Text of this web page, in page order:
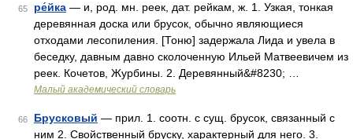
65 ре́йка — и, род. мн. реек, дат. рейкам, ж. 1. Узкая, тонкая
деревянная доска или брусок, обычно являющиеся
отходами лесопиления. [Тоню] задержала Лида и увела в
беседку, давным давно сколоченную Ильей Матвеевичем из
реек. Кочетов, Журбины. 2. Деревянный&#8230; …
Малый академический словарь
66 Брусковый — прил. 1. соотн. с сущ. брусок, связанный с
ним 2. Свойственный бруску, характерный для него. 3.